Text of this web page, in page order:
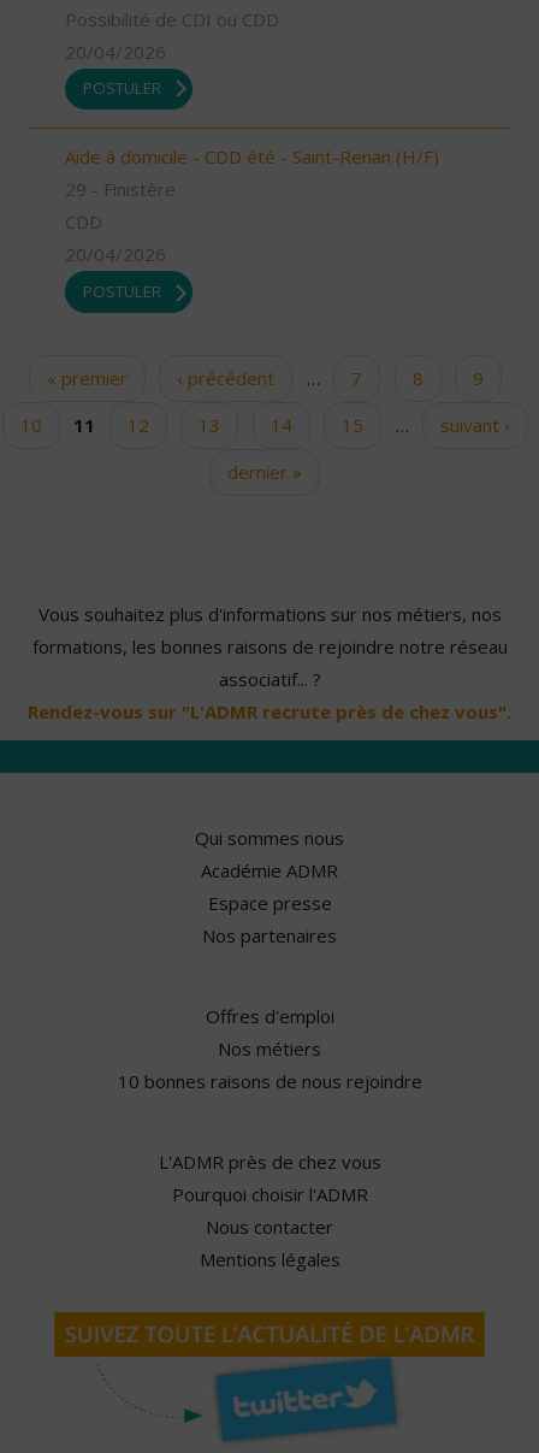
Possibilité de CDI ou CDD
20/04/2026
POSTULER
Aide à domicile - CDD été - Saint-Renan (H/F)
29 - Finistère
CDD
20/04/2026
POSTULER
Pages« premier ‹ précédent … 7 8
9
10
11 12 13 14 15 …
suivant ›
dernier »
Vous souhaitez plus d'informations sur nos métiers, nos
formations, les bonnes raisons de rejoindre notre réseau
associatif... ?
Rendez-vous sur "L'ADMR recrute près de chez vous".
Qui sommes nous
Académie ADMR
Espace presse
Nos partenaires
Offres d'emploi
Nos métiers
10 bonnes raisons de nous rejoindre
L'ADMR près de chez vous
Pourquoi choisir l'ADMR
Nous contacter
Mentions légales